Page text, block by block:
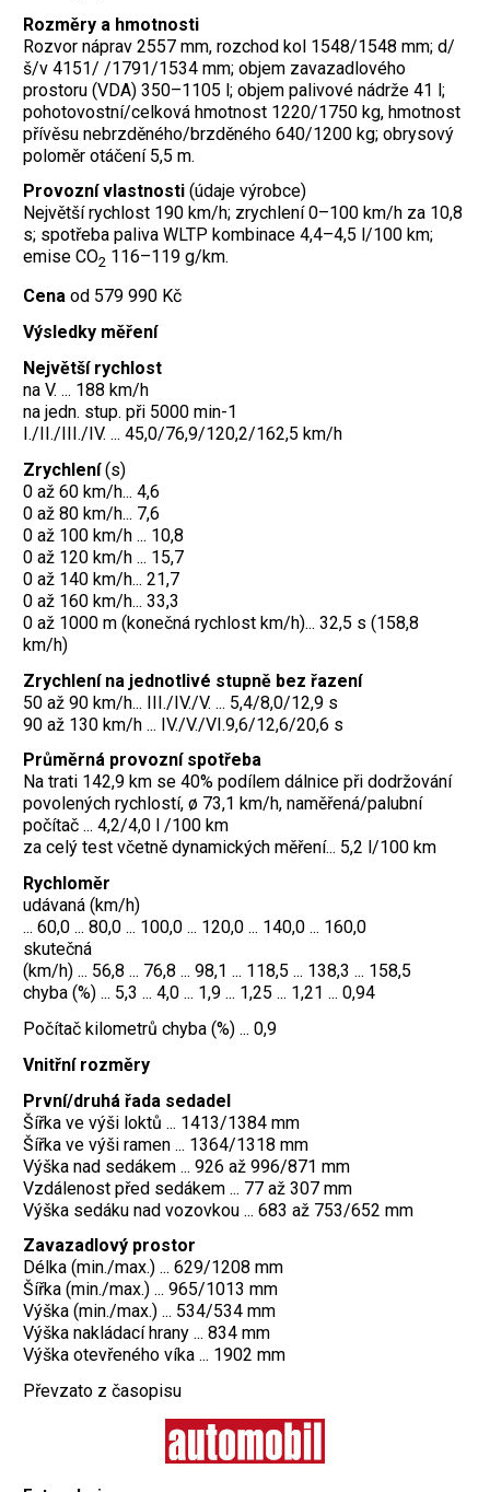
Rozměry a hmotnosti
Rozvor náprav 2557 mm, rozchod kol 1548/1548 mm; d/
š/v 4151/ /1791/1534 mm; objem zavazadlového
prostoru (VDA) 350–1105 l; objem palivové nádrže 41 l;
pohotovostní/celková hmotnost 1220/1750 kg, hmotnost
přívěsu nebrzděného/brzděného 640/1200 kg; obrysový
poloměr otáčení 5,5 m.
Provozní vlastnosti (údaje výrobce)
Největší rychlost 190 km/h; zrychlení 0–100 km/h za 10,8
s; spotřeba paliva WLTP kombinace 4,4–4,5 l/100 km;
emise CO2 116–119 g/km.
Cena od 579 990 Kč
Výsledky měření
Největší rychlost
na V. ... 188 km/h
na jedn. stup. při 5000 min-1
I./II./III./IV. ... 45,0/76,9/120,2/162,5 km/h
Zrychlení(s)
0 až 60 km/h... 4,6
0 až 80 km/h... 7,6
0 až 100 km/h ... 10,8
0 až 120 km/h ... 15,7
0 až 140 km/h... 21,7
0 až 160 km/h... 33,3
0 až 1000 m (konečná rychlost km/h)... 32,5 s (158,8
km/h)
Zrychlení na jednotlivé stupně bez řazení
50 až 90 km/h... III./IV./V. ... 5,4/8,0/12,9 s
90 až 130 km/h ... IV./V./VI.9,6/12,6/20,6 s
Průměrná provozní spotřeba
Na trati 142,9 km se 40% podílem dálnice při dodržování
povolených rychlostí, ø 73,1 km/h, naměřená/palubní
počítač ... 4,2/4,0 l /100 km
za celý test včetně dynamických měření... 5,2 l/100 km
Rychloměr
udávaná (km/h)
... 60,0 ... 80,0 ... 100,0 ... 120,0 ... 140,0 ... 160,0
skutečná
(km/h) ... 56,8 ... 76,8 ... 98,1 ... 118,5 ... 138,3 ... 158,5
chyba (%) ... 5,3 ... 4,0 ... 1,9 ... 1,25 ... 1,21 ... 0,94
Počítač kilometrů chyba (%) ... 0,9
Vnitřní rozměry
První/druhá řada sedadel
Šířka ve výši loktů ... 1413/1384 mm
Šířka ve výši ramen ... 1364/1318 mm
Výška nad sedákem ... 926 až 996/871 mm
Vzdálenost před sedákem ... 77 až 307 mm
Výška sedáku nad vozovkou ... 683 až 753/652 mm
Zavazadlový prostor
Délka (min./max.) ... 629/1208 mm
Šířka (min./max.) ... 965/1013 mm
Výška (min./max.) ... 534/534 mm
Výška nakládací hrany ... 834 mm
Výška otevřeného víka ... 1902 mm
Převzato z časopisu